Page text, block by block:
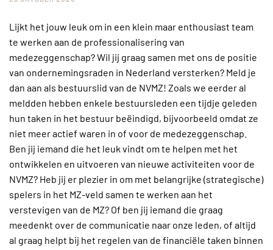
Lijkt het jouw leuk om in een klein maar enthousiast team
te werken aan de professionalisering van
medezeggenschap? Wil jij graag samen met ons de positie
van ondernemingsraden in Nederland versterken? Meld je
dan aan als bestuurslid van de NVMZ! Zoals we eerder al
meldden hebben enkele bestuursleden een tijdje geleden
hun taken in het bestuur beëindigd, bijvoorbeeld omdat ze
niet meer actief waren in of voor de medezeggenschap.
Ben jij iemand die het leuk vindt om te helpen met het
ontwikkelen en uitvoeren van nieuwe activiteiten voor de
NVMZ? Heb jij er plezier in om met belangrijke (strategische)
spelers in het MZ-veld samen te werken aan het
verstevigen van de MZ? Of ben jij iemand die graag
meedenkt over de communicatie naar onze leden, of altijd
al graag helpt bij het regelen van de financiële taken binnen